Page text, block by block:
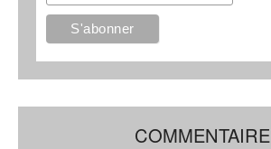
COMMENTAIRE